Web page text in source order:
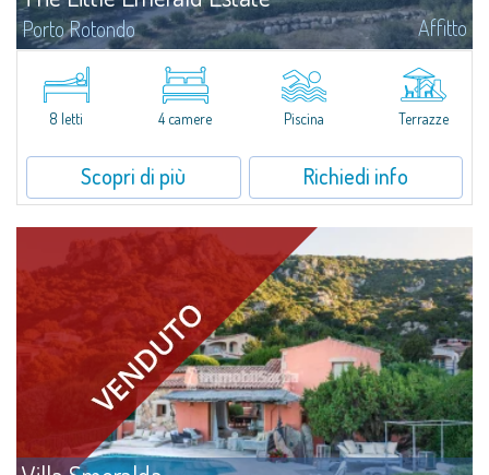
Porto Rotondo Affitto
Porto RotondoNel cuore delle colline di Cugnana, a pochi minuti da Porto
Rotondo e dalle più belle spiagge della Costa Smeralda, proponiamo in...
8 letti
4 camere Piscina Terrazze
Scopri di più Richiedi info